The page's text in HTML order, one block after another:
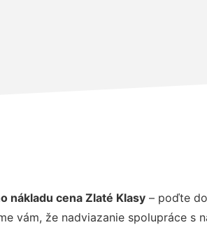
nákladu cena Zlaté Klasy – poďte
vám, že nadviazanie spolupráce s